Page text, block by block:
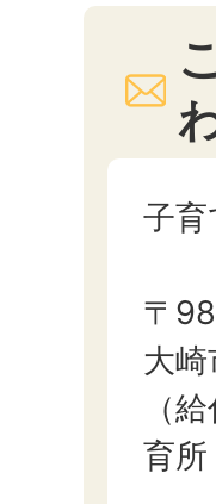
子育
〒
大
（
育所